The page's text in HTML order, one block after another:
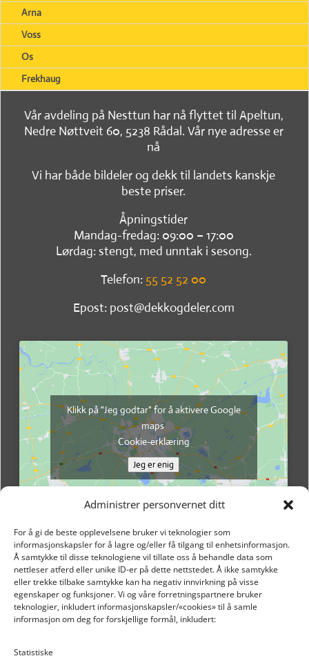
Administrer personvernet ditt
For å gi de beste opplevelsene bruker vi teknologier som
informasjonskapsler for å lagre og/eller få tilgang til enhetsinformasjon.
Å samtykke til disse teknologiene vil tillate oss å behandle data som
nettleser atferd eller unike ID-er på dette nettstedet. Å ikke samtykke
eller trekke tilbake samtykke kan ha negativ innvirkning på visse
egenskaper og funksjoner. Vi og våre forretningspartnere bruker
teknologier, inkludert informasjonskapsler/«cookies» til å samle
informasjon om deg for forskjellige formål, inkludert:
Statistiske
Arna
Voss
Os
Frekhaug
Vår avdeling på Nesttun har nå flyttet til Apeltun,
Nedre Nøttveit 60, 5238 Rådal. Vår nye adresse er
nå
Vi har både bildeler og dekk til landets kanskje
beste priser.
Åpningstider
Mandag-fredag: 09:00 – 17:00
Lørdag: stengt, med unntak i sesong.
Telefon: 55 52 52 00
Epost: post@dekkogdeler.com
Klikk på "Jeg godtar" for å aktivere Google
maps
Cookie-erklæring
Jeg er enig